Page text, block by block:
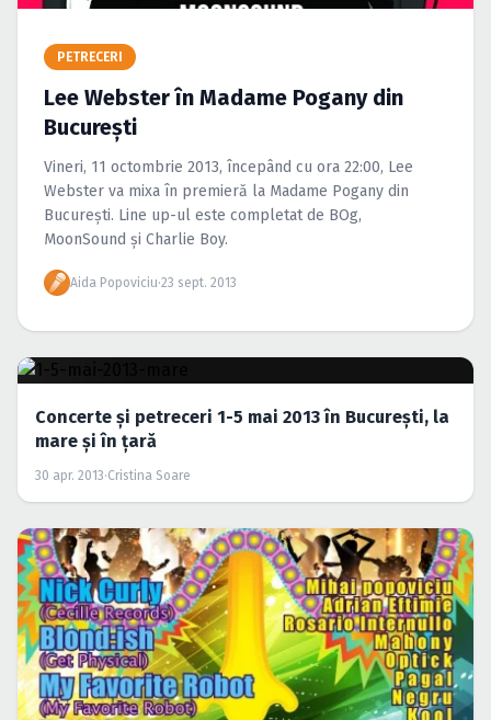
Caută în site...
PETRECERI
Lee Webster în Madame Pogany din
Bucureşti
Vineri, 11 octombrie 2013, începând cu ora 22:00, Lee
Webster va mixa în premieră la Madame Pogany din
Bucureşti. Line up-ul este completat de BOg,
MoonSound şi Charlie Boy.
Aida Popoviciu·23 sept. 2013
Concerte şi petreceri 1-5 mai 2013 în Bucureşti, la
mare şi în ţară
30 apr. 2013·Cristina Soare